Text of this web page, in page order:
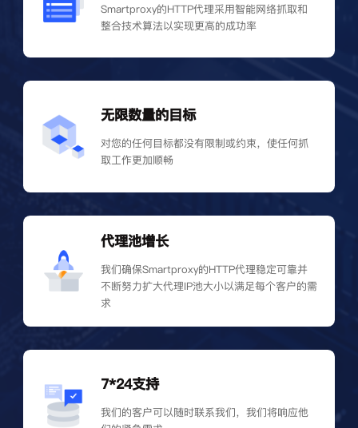
Smartproxy的HTTP代理采用智能网络抓取和
整合技术算法以实现更高的成功率
无限数量的目标
对您的任何目标都没有限制或约束，使任何抓
取工作更加顺畅
代理池增长
我们确保Smartproxy的HTTP代理稳定可靠并
不断努力扩大代理IP池大小以满足每个客户的需
求
7*24支持
我们的客户可以随时联系我们，我们将响应他